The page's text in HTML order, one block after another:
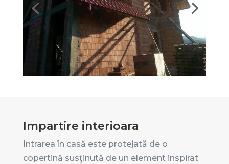
Impartire interioara
Intrarea în casă este protejată de o
copertină susţinută de un element inspirat